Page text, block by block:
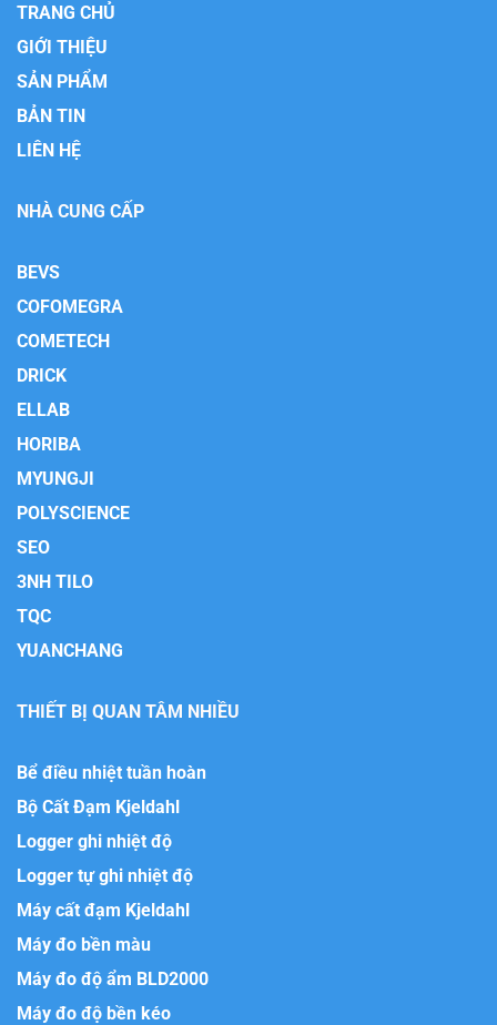
TRANG CHỦ
GIỚI THIỆU
SẢN PHẨM
BẢN TIN
LIÊN HỆ
NHÀ CUNG CẤP
BEVS
COFOMEGRA
COMETECH
DRICK
ELLAB
HORIBA
MYUNGJI
POLYSCIENCE
SEO
3NH TILO
TQC
YUANCHANG
THIẾT BỊ QUAN TÂM NHIỀU
Bể điều nhiệt tuần hoàn
Bộ Cất Đạm Kjeldahl
Logger ghi nhiệt độ
Logger tự ghi nhiệt độ
Máy cất đạm Kjeldahl
Máy đo bền màu
Máy đo độ ẩm BLD2000
Máy đo độ bền kéo